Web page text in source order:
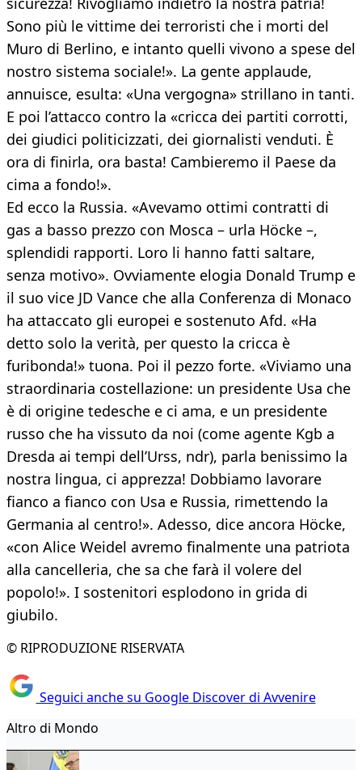
Sono più le vittime dei terroristi che i morti del
Muro di Berlino, e intanto quelli vivono a spese del
nostro sistema sociale!». La gente applaude,
annuisce, esulta: «Una vergogna» strillano in tanti.
E poi l’attacco contro la «cricca dei partiti corrotti,
dei giudici politicizzati, dei giornalisti venduti. È
ora di finirla, ora basta! Cambieremo il Paese da
cima a fondo!».
Ed ecco la Russia. «Avevamo ottimi contratti di
gas a basso prezzo con Mosca – urla Höcke –,
splendidi rapporti. Loro li hanno fatti saltare,
senza motivo». Ovviamente elogia Donald Trump e
il suo vice JD Vance che alla Conferenza di Monaco
ha attaccato gli europei e sostenuto Afd. «Ha
detto solo la verità, per questo la cricca è
furibonda!» tuona. Poi il pezzo forte. «Viviamo una
straordinaria costellazione: un presidente Usa che
è di origine tedesche e ci ama, e un presidente
russo che ha vissuto da noi (come agente Kgb a
Dresda ai tempi dell’Urss, ndr), parla benissimo la
nostra lingua, ci apprezza! Dobbiamo lavorare
fianco a fianco con Usa e Russia, rimettendo la
Germania al centro!». Adesso, dice ancora Höcke,
«con Alice Weidel avremo finalmente una patriota
alla cancelleria, che sa che farà il volere del
popolo!». I sostenitori esplodono in grida di
giubilo.
© RIPRODUZIONE RISERVATA
Seguici anche su Google Discover di Avvenire
Altro di Mondo